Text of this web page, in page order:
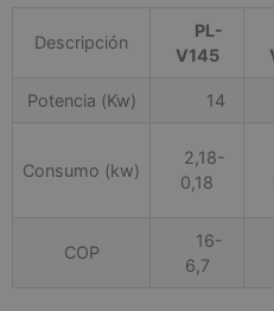
Descripción
PL-
V145
Potencia (Kw) 14
Consumo (kw)
2,18-
0,18
COP
16-
6,7